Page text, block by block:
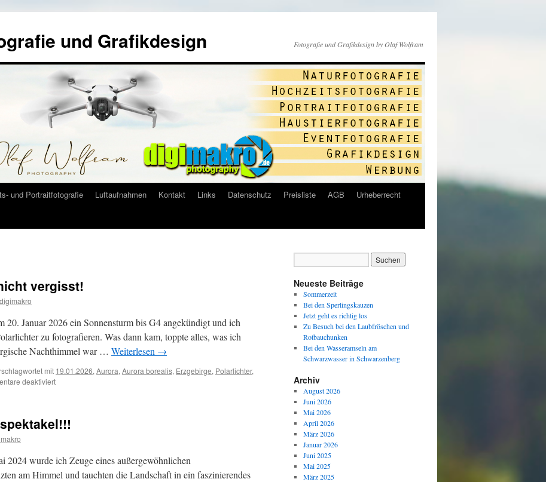
und Grafikdesign Fotografie und Grafikdesign by Olaf Wolfram
und Portraitfotografie Luftaufnahmen Kontakt Links Datenschutz Preisliste AGB
Urheberrecht
vergisst!
digimakro
20. Januar 2026 ein Sonnensturm bis G4 angekündigt und ich
zu fotografieren. Was dann kam, toppte alles, was ich
Nachthimmel war … Weiterlesen →
mit 19.01.2026, Aurora, Aurora borealis, Erzgebirge, Polarlichter,
deaktiviertfür
man
2024 wurde ich Zeuge eines außergewöhnlichen
am Himmel und tauchten die Landschaft in ein faszinierendes
Neueste Beiträge
Sommerzeit
Bei den Sperlingskauzen
Jetzt geht es richtig los
Zu Besuch bei den Laubfröschen und
Rotbauchunken
Bei den Wasseramseln am
Schwarzwasser in Schwarzenberg
Archiv
August 2026
Juni 2026
Mai 2026
April 2026
März 2026
Januar 2026
Juni 2025
Mai 2025
März 2025